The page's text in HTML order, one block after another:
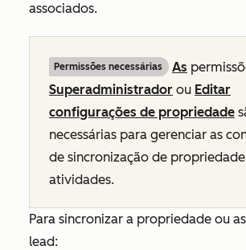
associados.
Permissões necessárias As
Superadministrador ou Editar
configurações de propriedade
necessárias para gerenciar as
de sincronização de
atividades.
Para sincronizar a propriedade ou
lead: